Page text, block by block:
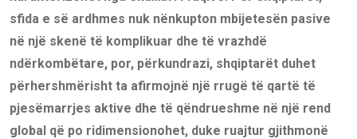
sfida e së ardhmes nuk nënkupton mbijetesën pasive
në një skenë të komplikuar dhe të vrazhdë
ndërkombëtare, por, përkundrazi, shqiptarët duhet
përhershmërisht ta afirmojnë një rrugë të qartë të
pjesëmarrjes aktive dhe të qëndrueshme në një rend
global që po ridimensionohet, duke ruajtur gjithmonë